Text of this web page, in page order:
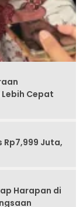
Cepat
Rp7,999 Juta,
Harapan di